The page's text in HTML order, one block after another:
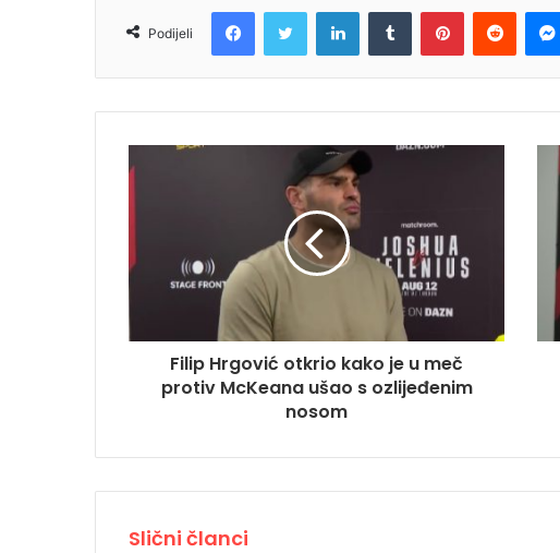
Podijeli
FacebookTwitter LinkedInTumblr PinterestReddit
Filip Hrgović otkrio kako je u meč
protiv McKeana ušao s ozlijeđenim
nosom
Slični članci